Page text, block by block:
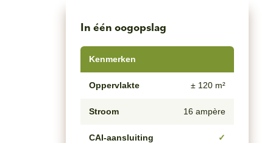
In één oogopslag
Kenmerken
Oppervlakte ± 120 m²
Stroom 16 ampère
CAI-aansluiting ✓